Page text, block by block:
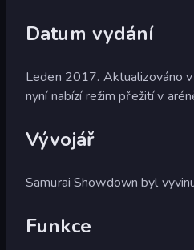
Datum vydání
Leden 2017. Aktualizováno
nyní nabízí režim přežití v
Vývojář
Samurai Showdown byl
Funkce